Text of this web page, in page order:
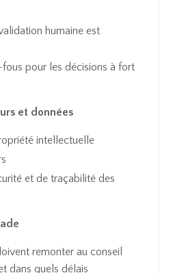
humaine est
pour les décisions à fort
et données
intellectuelle
et de traçabilité des
remonter au conseil
dans quels délais